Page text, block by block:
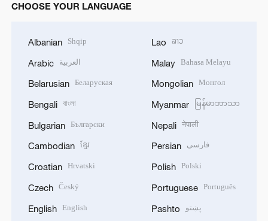
CHOOSE YOUR LANGUAGE
Albanian Shqip
Arabic العربية
Belarusian Беларуская
Bengali বাংলা
Bulgarian Български
Cambodian ខ្មែរ
Croatian Hrvatski
Czech Český
English English
Lao ລາວ
Malay Bahasa Melayu
Mongolian Монгол
Myanmar မြန်မာဘာသာ
Nepali नेपाली
Persian فارسی
Polish Polski
Portuguese Português
Pashto پښتو